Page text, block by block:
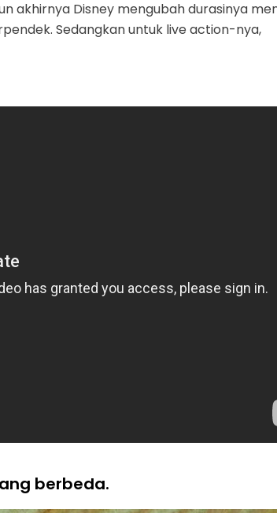
akhirnya Disney mengubah durasinya
Sedangkan untuk live action-nya,
berbeda.